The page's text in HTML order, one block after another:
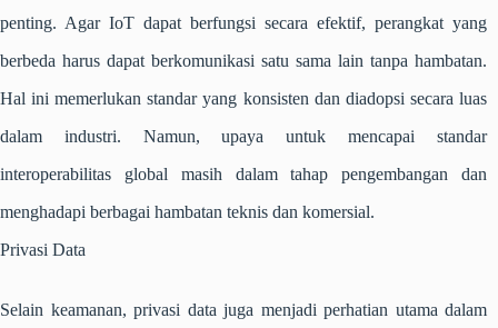
penting. Agar IoT dapat berfungsi secara efektif, perangkat yang
berbeda harus dapat berkomunikasi satu sama lain tanpa hambatan.
Hal ini memerlukan standar yang konsisten dan diadopsi secara luas
dalam industri. Namun, upaya untuk mencapai standar
interoperabilitas global masih dalam tahap pengembangan dan
menghadapi berbagai hambatan teknis dan komersial.
Privasi Data
Selain keamanan, privasi data juga menjadi perhatian utama dalam